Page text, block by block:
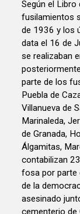
Según el Libro
fusilamientos
de 1936 y los
data el 16 de
se realizaban
parte de los
Puebla de
Villanueva de
Marinaleda,
de Granada,
Álgamitas,
contabilizan
fosa por parte
de la
asesinado
cementerio de